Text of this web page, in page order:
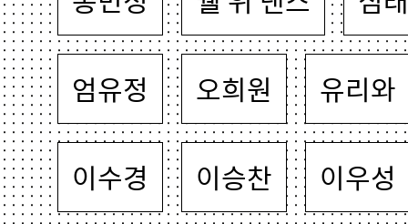
엄유정 오희원 유리와
이수경 이승찬 이우성